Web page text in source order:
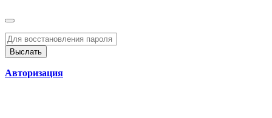
Авторизация